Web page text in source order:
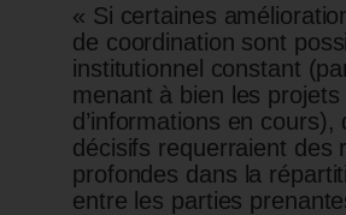
« Si certaines
de coordination sont
institutionnel constant
menant à bien les
d’informations en cours),
décisifs requerraient des
profondes dans la
entre les parties